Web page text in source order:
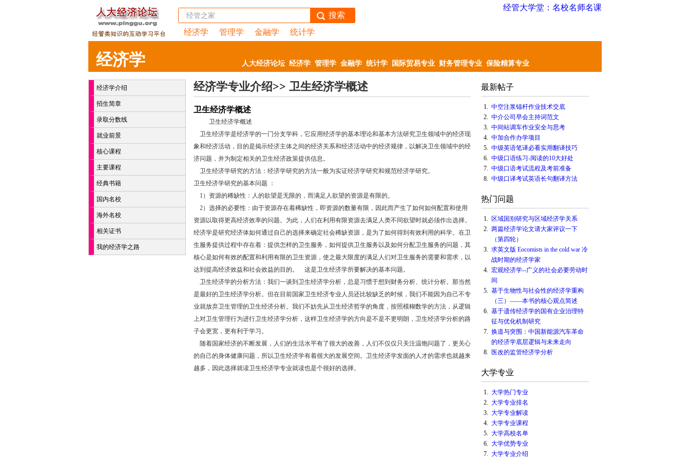
搜索
经济学
管理学 金融学 统计学
经管大学堂：名校名师名课
经济学 人大经济论坛 经济学 管理学 金融学 统计学 国际贸易专业 财务管理专业 保险精算专业
经济学介绍
招生简章
录取分数线
就业前景
核心课程
主要课程
经典书籍
国内名校
海外名校
相关证书
我的经济学之路
经济学专业介绍>> 卫生经济学概述
卫生经济学概述
卫生经济学概述
卫生经济学是经济学的一门分支学科，它应用经济学的基本理论和基本方法研究卫生领域中的经济现
象和经济活动，目的是揭示经济主体之间的经济关系和经济活动中的经济规律，以解决卫生领域中的经
济问题，并为制定相关的卫生经济政策提供信息。
卫生经济学研究的方法：经济学研究的方法一般为实证经济学研究和规范经济学研究。
卫生经济学研究的基本问题 ：
1）资源的稀缺性：人的欲望是无限的，而满足人欲望的资源是有限的。
2）选择的必要性：由于资源存在着稀缺性，即资源的数量有限，因此而产生了如何如何配置和使用
资源以取得更高经济效率的问题。为此，人们在利用有限资源去满足人类不同欲望时就必须作出选择。
经济学是研究经济体如何通过自己的选择来确定社会稀缺资源，是为了如何得到有效利用的科学。在卫
生服务提供过程中存在着：提供怎样的卫生服务，如何提供卫生服务以及如何分配卫生服务的问题，其
核心是如何有效的配置和利用有限的卫生资源，使之最大限度的满足人们对卫生服务的需要和需求，以
达到提高经济效益和社会效益的目的。 这是卫生经济学所要解决的基本问题。
卫生经济学的分析方法：我们一谈到卫生经济学分析，总是习惯于想到财务分析、统计分析。那当然
是最好的卫生经济学分析。但在目前国家卫生经济专业人员还比较缺乏的时候，我们不能因为自己不专
业就放弃卫生管理的卫生经济分析。我们不妨先从卫生经济哲学的角度，按照模糊数学的方法，从逻辑
上对卫生管理行为进行卫生经济学分析，这样卫生经济学的方向是不是不更明朗，卫生经济学分析的路
子会更宽，更有利于学习。
随着国家经济的不断发展，人们的生活水平有了很大的改善，人们不仅仅只关注温饱问题了，更关心
的自己的身体健康问题，所以卫生经济学有着很大的发展空间。卫生经济学发面的人才的需求也就越来
越多，因此选择就读卫生经济学专业就读也是个很好的选择。
最新帖子
1. 中空注浆锚杆作业技术交底
2. 中介公司早会主持词范文
3. 中间站调车作业安全与思考
4. 中加合作办学项目
5. 中级英语笔译必看实用翻译技巧
6. 中级口语练习-阅读的10大好处
7. 中级口语考试流程及考前准备
8. 中级口译考试英语长句翻译方法
热门问题
1.
区域国别研究与区域经济学关系
2. 两篇经济学论文请大家评议一下
（第四轮）
3. 求英文版 Eocomists in the cold war 冷
战时期的经济学家
4. 宏观经济学--广义的社会必要劳动时
间
5. 基于生物性与社会性的经济学重构
（三）——本书的核心观点简述
6. 基于遗传经济学的国有企业治理特
征与优化机制研究
7. 换道与突围：中国新能源汽车革命
的经济学底层逻辑与未来走向
8.
医改的监管经济学分析
大学专业
1. 大学热门专业
2. 大学专业排名
3. 大学专业解读
4. 大学专业课程
5. 大学高校名单
6. 大学优势专业
7. 大学专业介绍